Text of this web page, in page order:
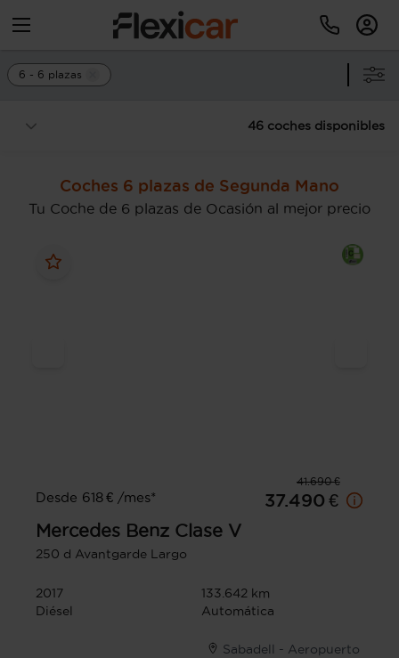
6 - 6 plazas
46 coches disponibles
Coches 6 plazas de Segunda Mano
Tu Coche de 6 plazas de Ocasión al mejor precio
41.690 €
Desde 618 € /mes*
37.490 €
Mercedes Benz Clase V
250 d Avantgarde Largo
2017
133.642 km
Diésel
Automática
Sabadell - Aeropuerto